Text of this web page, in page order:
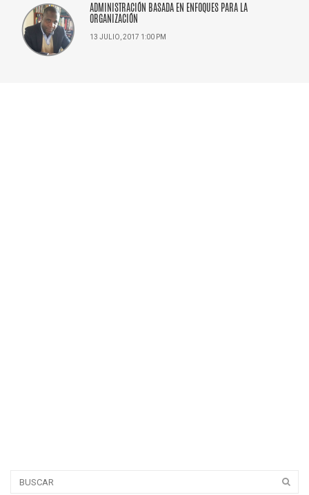
ADMINISTRACIÓN BASADA EN ENFOQUES PARA LA
ORGANIZACIÓN
13 JULIO, 2017 1:00 PM